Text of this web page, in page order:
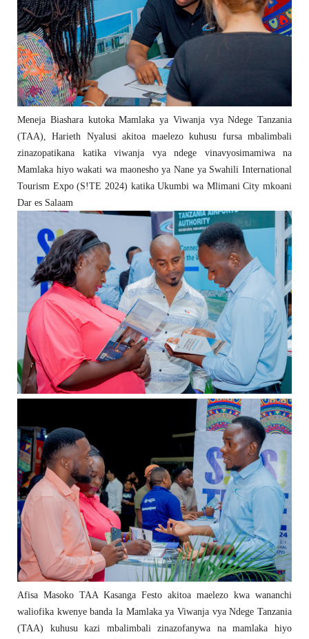
Meneja Biashara kutoka Mamlaka ya Viwanja vya Ndege Tanzania
(TAA), Harieth Nyalusi akitoa maelezo kuhusu fursa mbalimbali
zinazopatikana katika viwanja vya ndege vinavyosimamiwa na
Mamlaka hiyo wakati wa maonesho ya Nane ya Swahili International
Tourism Expo (S!TE 2024) katika Ukumbi wa Mlimani City mkoani
Dar es Salaam
Afisa Masoko TAA Kasanga Festo akitoa maelezo kwa wananchi
waliofika kwenye banda la Mamlaka ya Viwanja vya Ndege Tanzania
(TAA) kuhusu kazi mbalimbali zinazofanywa na mamlaka hiyo